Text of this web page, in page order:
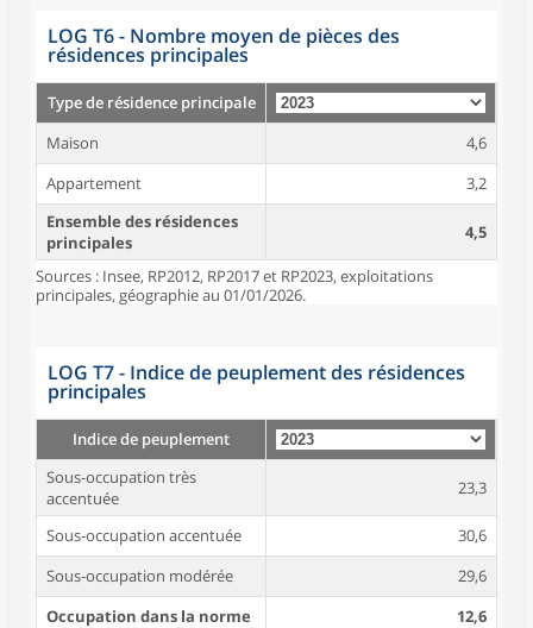
LOG T6 - Nombre moyen de pièces des
résidences principales
Type de résidence principale
Maison
4,6
Appartement
3,2
Ensemble des résidences
principales
4,5
Sources : Insee, RP2012, RP2017 et RP2023, exploitations
principales, géographie au 01/01/2026.
LOG T7 - Indice de peuplement des résidences
principales
Indice de peuplement
Sous-occupation très
accentuée
23,3
Sous-occupation accentuée
30,6
Sous-occupation modérée
29,6
Occupation dans la norme
12,6